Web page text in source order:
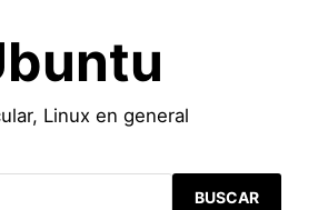
Linux en general
BUSCAR